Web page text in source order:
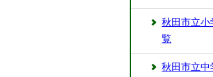
秋田市立小
覧
秋田市立中